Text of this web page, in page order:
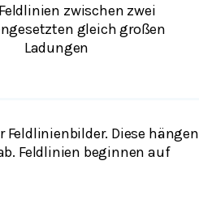
Feldlinien zwischen zwei
gleich großen
Ladungen
Diese hängen
Feldlinien beginnen auf